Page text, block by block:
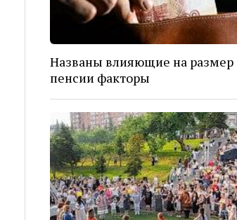
Названы влияющие на размер
пенсии факторы